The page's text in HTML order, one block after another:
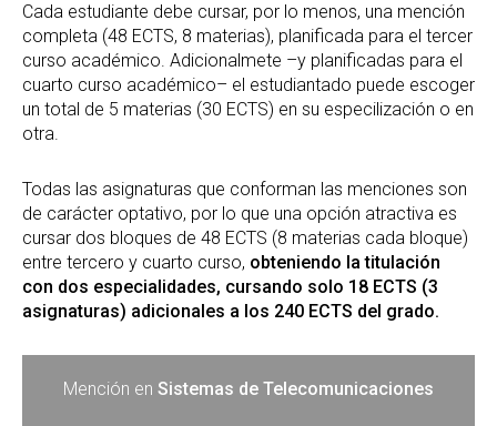
Cada estudiante debe cursar, por lo menos, una mención
completa (48 ECTS, 8 materias), planificada para el tercer
curso académico. Adicionalmete –y planificadas para el
cuarto curso académico– el estudiantado puede escoger
un total de 5 materias (30 ECTS) en su especilización o en
otra.
Todas las asignaturas que conforman las menciones son
de carácter optativo, por lo que una opción atractiva es
cursar dos bloques de 48 ECTS (8 materias cada bloque)
entre tercero y cuarto curso, obteniendo la titulación
con dos especialidades, cursando solo 18 ECTS (3
asignaturas) adicionales a los 240 ECTS del grado.
Mención en Sistemas de Telecomunicaciones